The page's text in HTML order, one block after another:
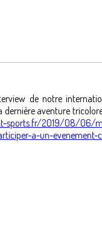
de notre
dernière aventure
sports.fr/2019/08/06/
a-un-evenement-